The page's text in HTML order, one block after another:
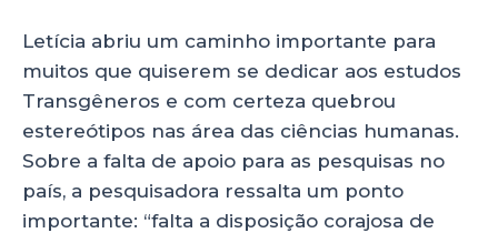
Letícia abriu um caminho importante para
muitos que quiserem se dedicar aos estudos
Transgêneros e com certeza quebrou
estereótipos nas área das ciências humanas.
Sobre a falta de apoio para as pesquisas no
país, a pesquisadora ressalta um ponto
importante: “falta a disposição corajosa de